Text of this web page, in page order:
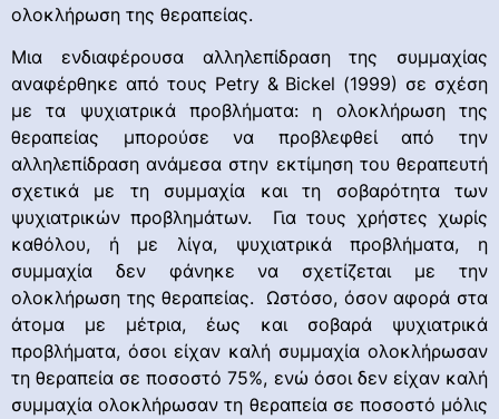
ολοκλήρωση της θεραπείας.
Μια ενδιαφέρουσα αλληλεπίδραση της συμμαχίας
αναφέρθηκε από τους Petry & Bickel (1999) σε σχέση
με τα ψυχιατρικά προβλήματα: η ολοκλήρωση της
θεραπείας μπορούσε να προβλεφθεί από την
αλληλεπίδραση ανάμεσα στην εκτίμηση του θεραπευτή
σχετικά με τη συμμαχία και τη σοβαρότητα των
ψυχιατρικών προβλημάτων. Για τους χρήστες χωρίς
καθόλου, ή με λίγα, ψυχιατρικά προβλήματα, η
συμμαχία δεν φάνηκε να σχετίζεται με την
ολοκλήρωση της θεραπείας. Ωστόσο, όσον αφορά στα
άτομα με μέτρια, έως και σοβαρά ψυχιατρικά
προβλήματα, όσοι είχαν καλή συμμαχία ολοκλήρωσαν
τη θεραπεία σε ποσοστό 75%, ενώ όσοι δεν είχαν καλή
συμμαχία ολοκλήρωσαν τη θεραπεία σε ποσοστό μόλις